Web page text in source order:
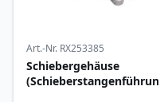
Art.-Nr. RX253385
Schiebergehäuse
(Schieberstangenführung)